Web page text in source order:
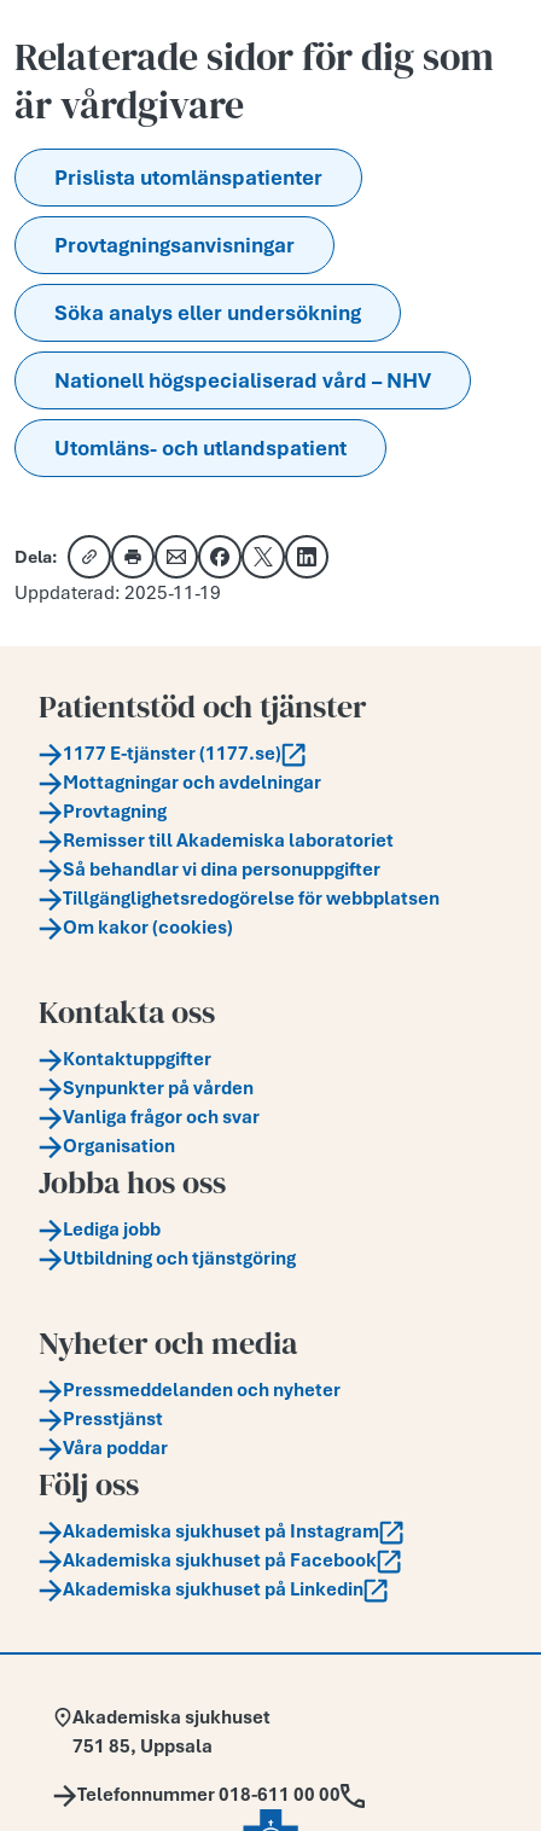
Relaterade sidor för dig som
är vårdgivare
Prislista utomlänspatienter
Provtagningsanvisningar
Söka analys eller undersökning
Nationell högspecialiserad vård – NHV
Utomläns- och utlandspatient
Dela:
Kopiera länk
Skriv utDela via e-post
Dela på Facebook
Dela på XDela på LinkedIn
Uppdaterad: 2025-11-19
Patientstöd och tjänster
1177 E-tjänster (1177.se)
Mottagningar och avdelningar
Provtagning
Remisser till Akademiska laboratoriet
Så behandlar vi dina personuppgifter
Tillgänglighetsredogörelse för webbplatsen
Om kakor (cookies)
Kontakta oss
Kontaktuppgifter
Synpunkter på vården
Vanliga frågor och svar
Organisation
Jobba hos oss
Lediga jobb
Utbildning och tjänstgöring
Nyheter och media
Pressmeddelanden och nyheter
Presstjänst
Våra poddar
Följ oss
Akademiska sjukhuset på Instagram
Akademiska sjukhuset på Facebook
Akademiska sjukhuset på Linkedin
Adress:
Akademiska sjukhuset
751 85, Uppsala
Telefon:
Telefonnummer 018-611 00 00